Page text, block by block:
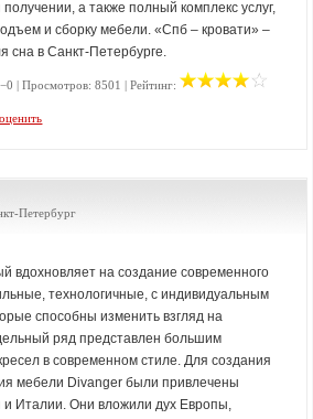
получении, а также полный комплекс услуг,
и сборку мебели. «Спб – кровати» –
сна в Санкт-Петербурге.
−0 | Просмотров: 8501 | Рейтинг:
Петербург
вдохновляет на создание современного
технологичные, с индивидуальным
способны изменить взгляд на
ряд представлен большим
в современном стиле. Для создания
мебели Divanger были привлечены
Италии. Они вложили дух Европы,